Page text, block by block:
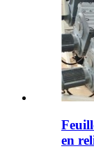
en